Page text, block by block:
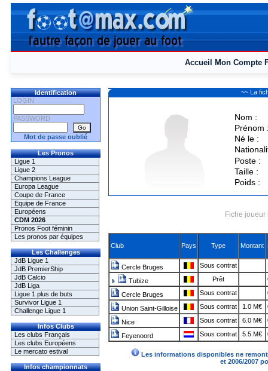
Accueil Mon Compte
Identification
LOGIN
PASSWORD
Mot de passe oublié
Les Pronos
Ligue 1
Ligue 2
Champions League
Europa League
Coupe de France
Equipe de France
Européens
CDM 2026
Pronos Foot féminin
Les pronos par équipes
Les Challenges
JdB Ligue 1
JdB PremierShip
JdB Calcio
JdB Liga
Ligue 1 plus de buts
Survivor Ligue 1
Challenge Ligue 1
Infos Clubs
Les clubs Français
Les clubs Européens
Le mercato estival
Infos championnats
~~ La
Nom :
Prénom
Né le :
Poste :
Taille :
Poids :
Fiche
Club Pays Type Montant
Cercle Bruges Sous contrat
Tubize Prêt
Cercle Bruges Sous contrat
Union Saint-Gilloise Sous contrat 1.0 M€
Nice Sous contrat 6.0 M€
Feyenoord Sous contrat 5.5 M€
Les informations disponibles ne
et 2006/2007